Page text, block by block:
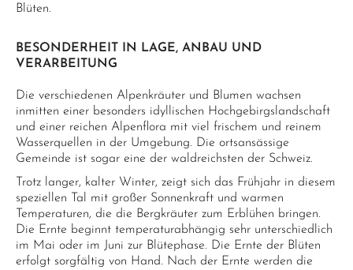
Blüten.
BESONDERHEIT IN LAGE, ANBAU UND
VERARBEITUNG
Die verschiedenen Alpenkräuter und Blumen wachsen
inmitten einer besonders idyllischen Hochgebirgslandschaft
und einer reichen Alpenflora mit viel frischem und reinem
Wasserquellen in der Umgebung. Die ortsansässige
Gemeinde ist sogar eine der waldreichsten der Schweiz.
Trotz langer, kalter Winter, zeigt sich das Frühjahr in diesem
speziellen Tal mit großer Sonnenkraft und warmen
Temperaturen, die die Bergkräuter zum Erblühen bringen.
Die Ernte beginnt temperaturabhängig sehr unterschiedlich
im Mai oder im Juni zur Blütephase. Die Ernte der Blüten
erfolgt sorgfältig von Hand. Nach der Ernte werden die